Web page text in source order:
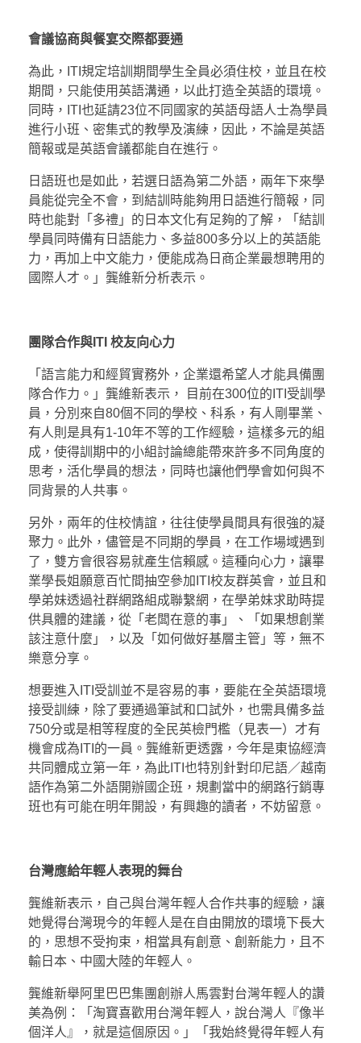
會議協商與餐宴交際都要通
為此，ITI規定培訓期間學生全員必須住校，並且在校
期間，只能使用英語溝通，以此打造全英語的環境。
同時，ITI也延請23位不同國家的英語母語人士為學員
進行小班、密集式的教學及演練，因此，不論是英語
簡報或是英語會議都能自在進行。
日語班也是如此，若選日語為第二外語，兩年下來學
員能從完全不會，到結訓時能夠用日語進行簡報，同
時也能對「多禮」的日本文化有足夠的了解，「結訓
學員同時備有日語能力、多益800多分以上的英語能
力，再加上中文能力，便能成為日商企業最想聘用的
國際人才。」龔維新分析表示。
團隊合作與ITI 校友向心力
「語言能力和經貿實務外，企業還希望人才能具備團
隊合作力。」龔維新表示， 目前在300位的ITI受訓學
員，分別來自80個不同的學校、科系，有人剛畢業、
有人則是具有1-10年不等的工作經驗，這樣多元的組
成，使得訓期中的小組討論總能帶來許多不同角度的
思考，活化學員的想法，同時也讓他們學會如何與不
同背景的人共事。
另外，兩年的住校情誼，往往使學員間具有很強的凝
聚力。此外，儘管是不同期的學員，在工作場域遇到
了，雙方會很容易就產生信賴感。這種向心力，讓畢
業學長姐願意百忙間抽空參加ITI校友群英會，並且和
學弟妹透過社群網路組成聯繫網，在學弟妹求助時提
供具體的建議，從「老闆在意的事」、「如果想創業
該注意什麼」，以及「如何做好基層主管」等，無不
樂意分享。
想要進入ITI受訓並不是容易的事，要能在全英語環境
接受訓練，除了要通過筆試和口試外，也需具備多益
750分或是相等程度的全民英檢門檻（見表一）才有
機會成為ITI的一員。龔維新更透露，今年是東協經濟
共同體成立第一年，為此ITI也特別針對印尼語／越南
語作為第二外語開辦國企班，規劃當中的網路行銷專
班也有可能在明年開設，有興趣的讀者，不妨留意。
台灣應給年輕人表現的舞台
龔維新表示，自己與台灣年輕人合作共事的經驗，讓
她覺得台灣現今的年輕人是在自由開放的環境下長大
的，思想不受拘束，相當具有創意、創新能力，且不
輸日本、中國大陸的年輕人。
龔維新舉阿里巴巴集團創辦人馬雲對台灣年輕人的讚
美為例：「淘寶喜歡用台灣年輕人，說台灣人『像半
個洋人』，就是這個原因。」「我始終覺得年輕人有